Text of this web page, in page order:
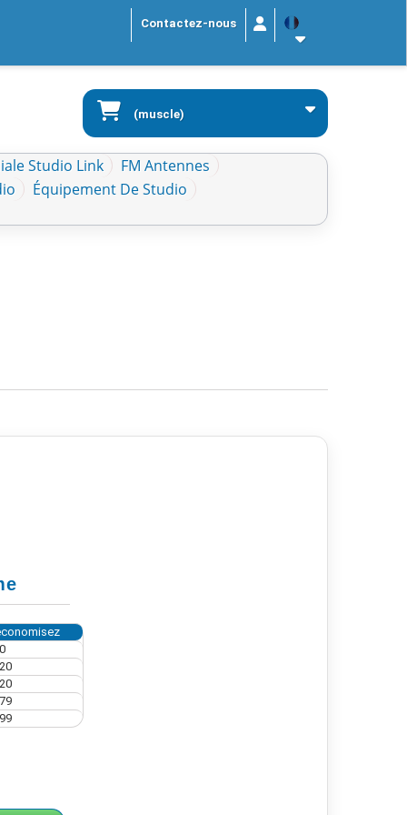
Contactez-nous
(muscle)
Studio Link
FM Antennes
Équipement De Studio